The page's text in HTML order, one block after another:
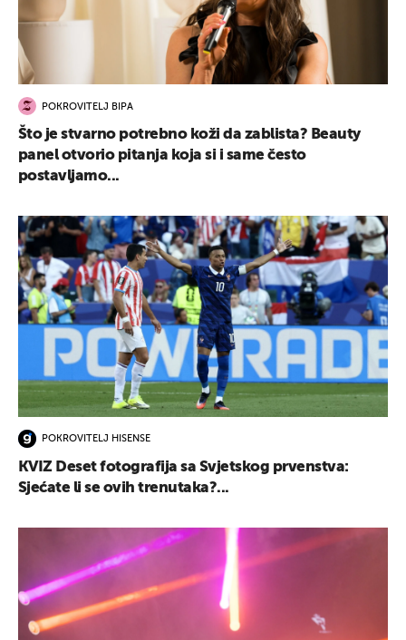
POKROVITELJ BIPA
Što je stvarno potrebno koži da zablista? Beauty
panel otvorio pitanja koja si i same često
postavljamo...
POKROVITELJ HISENSE
KVIZ Deset fotografija sa Svjetskog prvenstva:
Sjećate li se ovih trenutaka?...